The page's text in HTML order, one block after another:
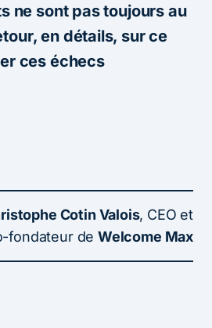
ne sont pas toujours au
en détails, sur ce
ces échecs
Cotin Valois, CEO et
fondateur de Welcome Max